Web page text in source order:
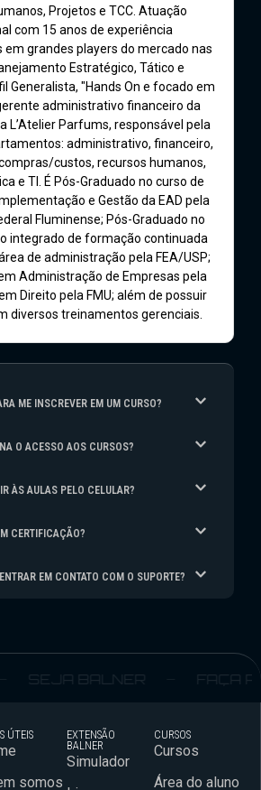
Projetos e TCC. Atuação
com 15 anos de experiência
grandes players do mercado nas
Estratégico, Tático e
Generalista, "Hands On e focado em
administrativo financeiro da
L’Atelier Parfums, responsável pela
administrativo, financeiro,
custos, recursos humanos,
e TI. É Pós-Graduado no curso de
e Gestão da EAD pela
Fluminense; Pós-Graduado no
integrado de formação continuada
de administração pela FEA/USP;
Administração de Empresas pela
Direito pela FMU; além de possuir
diversos treinamentos gerenciais.
ME INSCREVER EM UM CURSO?
O ACESSO AOS CURSOS?
ÀS AULAS PELO CELULAR?
CERTIFICAÇÃO?
EM CONTATO COM O SUPORTE?
SEJA BALNER FAÇA
ÚTEIS
somos
EXTENSÃO
BALNER
Simulador
CURSOS
Cursos
Área do aluno